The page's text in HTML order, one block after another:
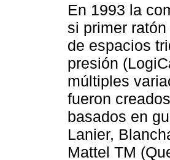
En 1993 la
si primer
de espacios
presión
múltiples
fueron
basados en
Lanier,
Mattel TM